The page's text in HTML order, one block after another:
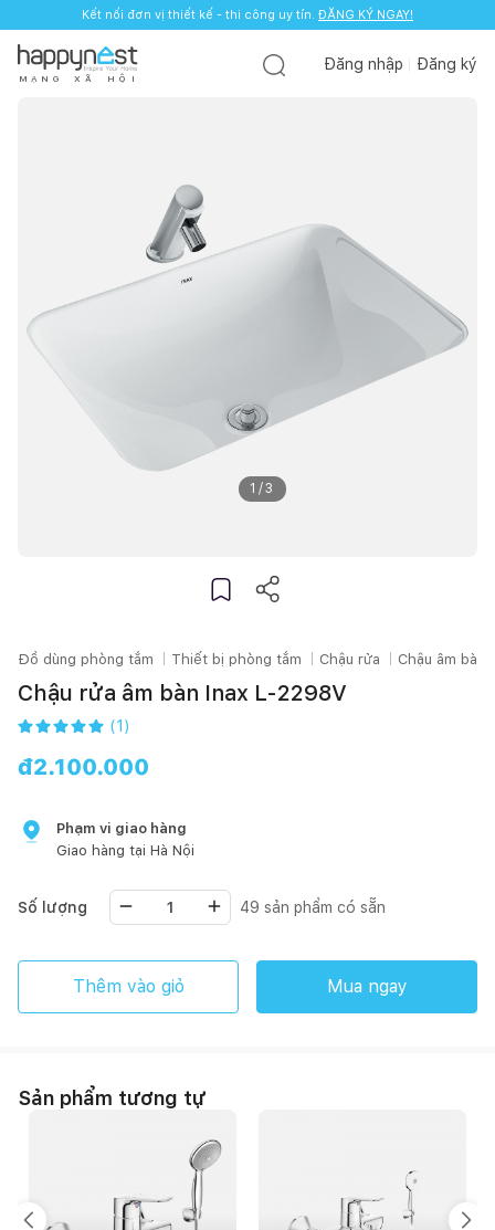
Kết nối đơn vị thiết kế - thi công uy tín. ĐĂNG KÝ NGAY!
M Ạ N G X Ã H Ộ I
Đăng nhập Đăng ký
1 /3
Đồ dùng phòng tắm Thiết bị phòng tắm Chậu rửa Chậu âm bàn
Chậu rửa âm bàn Inax L-2298V
(1 )
đ2.100.000
Phạm vi giao hàng
Giao hàng tại Hà Nội
Số lượng 49 sản phẩm có sẵn
Thêm vào giỏ Mua ngay
Sản phẩm tương tự